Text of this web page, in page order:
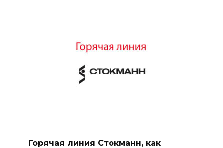
Горячая линия Стокманн, как